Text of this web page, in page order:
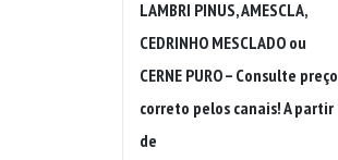
LAMBRI PINUS, AMESCLA,
CEDRINHO MESCLADO ou
CERNE PURO – Consulte preço
correto pelos canais! A partir
de